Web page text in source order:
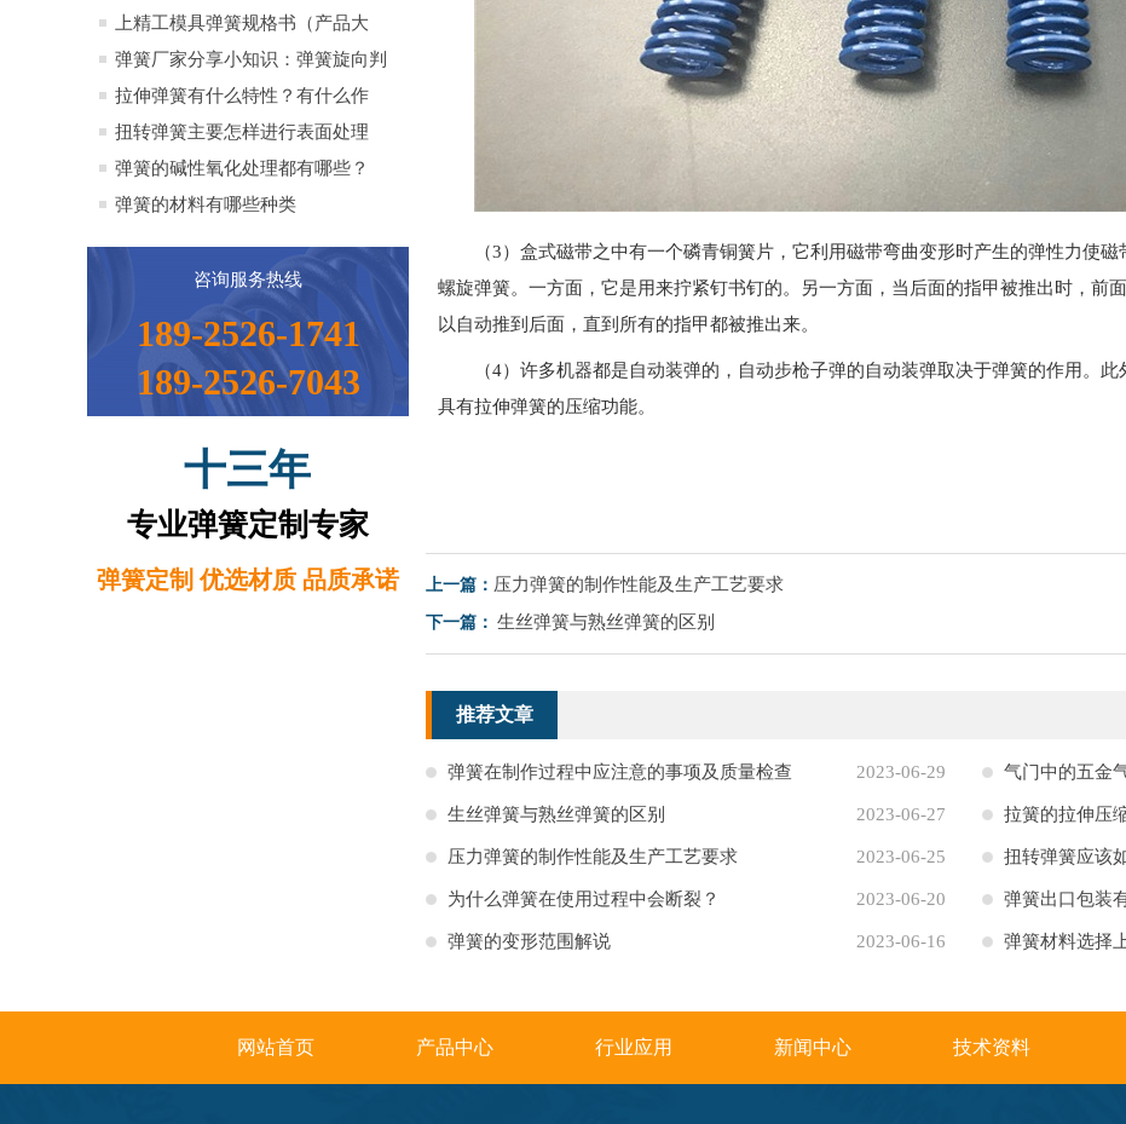
吗？
上精工模具弹簧规格书（产品大
全）
弹簧厂家分享小知识：弹簧旋向判
定方法小知识
拉伸弹簧有什么特性？有什么作
用？
扭转弹簧主要怎样进行表面处理
弹簧的碱性氧化处理都有哪些？
弹簧的材料有哪些种类
咨询服务热线
189-2526-1741
189-2526-7043
十三年
专业弹簧定制专家
弹簧定制 优选材质 品质承诺
（3）盒式磁带之中有一个磷青铜簧片，它利用磁带弯曲变形时产生的弹性力使
螺旋弹簧。一方面，它是用来拧紧钉书钉的。另一方面，当后面的指甲被推出时，前
以自动推到后面，直到所有的指甲都被推出来。
（4）许多机器都是自动装弹的，自动步枪子弹的自动装弹取决于弹簧的作用。
具有拉伸弹簧的压缩功能。
上一篇： 压力弹簧的制作性能及生产工艺要求
下一篇： 生丝弹簧与熟丝弹簧的区别
推荐文章
2023-06-29
弹簧在制作过程中应注意的事项及质量检查 气门中的五金
2023-06-27
生丝弹簧与熟丝弹簧的区别 拉簧的拉伸压
2023-06-25
压力弹簧的制作性能及生产工艺要求 扭转弹簧应该
2023-06-20
为什么弹簧在使用过程中会断裂？ 弹簧出口包装
2023-06-16
弹簧的变形范围解说 弹簧材料选择
网站首页 产品中心 行业应用 新闻中心 技术资料